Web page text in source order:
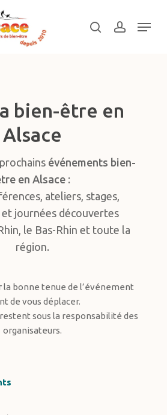
searchaccount
Menu
bien-être en
Alsace
événements bien-
en Alsace:
ateliers, stages,
journées découvertes
le Bas-Rhin et toute la
région.
la bonne tenue de l’événement
de vous déplacer.
sous la responsabilité des
organisateurs.